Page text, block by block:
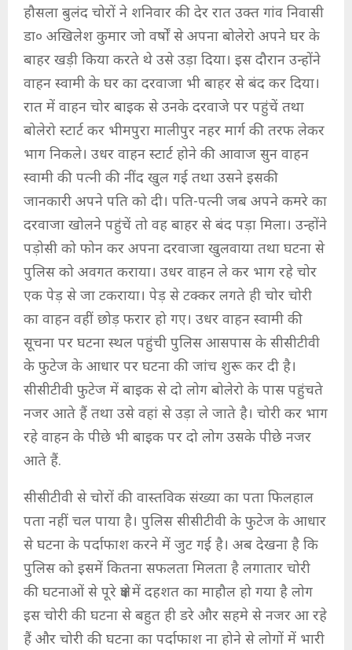
हौसला बुलंद चोरों ने शनिवार की देर रात उक्त गांव निवासी
डा० अखिलेश कुमार जो वर्षों से अपना बोलेरो अपने घर के
बाहर खड़ी किया करते थे उसे उड़ा दिया। इस दौरान उन्होंने
वाहन स्वामी के घर का दरवाजा भी बाहर से बंद कर दिया।
रात में वाहन चोर बाइक से उनके दरवाजे पर पहुंचें तथा
बोलेरो स्टार्ट कर भीमपुरा मालीपुर नहर मार्ग की तरफ लेकर
भाग निकले। उधर वाहन स्टार्ट होने की आवाज सुन वाहन
स्वामी की पत्नी की नींद खुल गई तथा उसने इसकी
जानकारी अपने पति को दी। पति-पत्नी जब अपने कमरे का
दरवाजा खोलने पहुंचें तो वह बाहर से बंद पड़ा मिला। उन्होंने
पड़ोसी को फोन कर अपना दरवाजा खुलवाया तथा घटना से
पुलिस को अवगत कराया। उधर वाहन ले कर भाग रहे चोर
एक पेड़ से जा टकराया। पेड़ से टक्कर लगते ही चोर चोरी
का वाहन वहीं छोड़ फरार हो गए। उधर वाहन स्वामी की
सूचना पर घटना स्थल पहुंची पुलिस आसपास के सीसीटीवी
के फुटेज के आधार पर घटना की जांच शुरू कर दी है।
सीसीटीवी फुटेज में बाइक से दो लोग बोलेरो के पास पहुंचते
नजर आते हैं तथा उसे वहां से उड़ा ले जाते है। चोरी कर भाग
रहे वाहन के पीछे भी बाइक पर दो लोग उसके पीछे नजर
आते हैं.
सीसीटीवी से चोरों की वास्तविक संख्या का पता फिलहाल
पता नहीं चल पाया है। पुलिस सीसीटीवी के फुटेज के आधार
से घटना के पर्दाफाश करने में जुट गई है। अब देखना है कि
पुलिस को इसमें कितना सफलता मिलता है लगातार चोरी
की घटनाओं से पूरे क्षेत्र में दहशत का माहौल हो गया है लोग
इस चोरी की घटना से बहुत ही डरे और सहमे से नजर आ रहे
हैं और चोरी की घटना का पर्दाफाश ना होने से लोगों में भारी